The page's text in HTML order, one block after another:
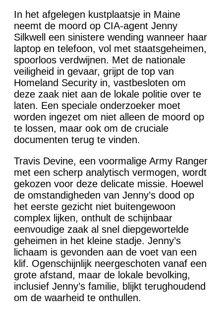
In het afgelegen kustplaatsje in Maine
neemt de moord op CIA-agent Jenny
Silkwell een sinistere wending wanneer haar
laptop en telefoon, vol met staatsgeheimen,
spoorloos verdwijnen. Met de nationale
veiligheid in gevaar, grijpt de top van
Homeland Security in, vastbesloten om
deze zaak niet aan de lokale politie over te
laten. Een speciale onderzoeker moet
worden ingezet om niet alleen de moord op
te lossen, maar ook om de cruciale
documenten terug te vinden.
Travis Devine, een voormalige Army Ranger
met een scherp analytisch vermogen, wordt
gekozen voor deze delicate missie. Hoewel
de omstandigheden van Jenny’s dood op
het eerste gezicht niet buitengewoon
complex lijken, onthult de schijnbaar
eenvoudige zaak al snel diepgewortelde
geheimen in het kleine stadje. Jenny’s
lichaam is gevonden aan de voet van een
klif. Ogenschijnlijk neergeschoten vanaf een
grote afstand, maar de lokale bevolking,
inclusief Jenny’s familie, blijkt terughoudend
om de waarheid te onthullen.